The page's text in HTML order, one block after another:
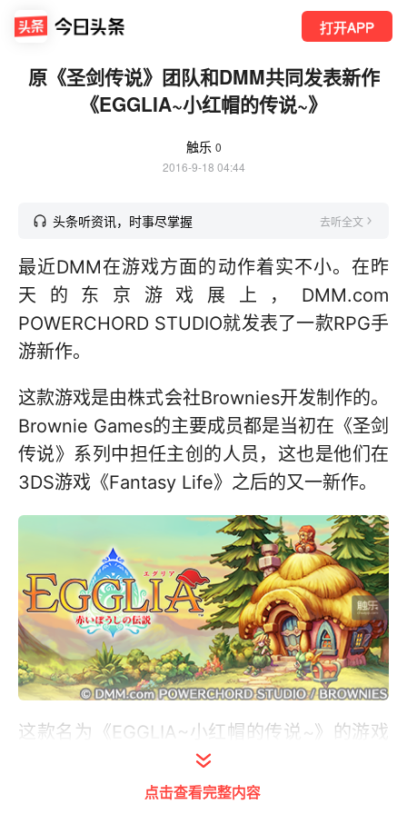
打开APP
原《圣剑传说》团队和DMM共同发表新作
《EGGLIA~小红帽的传说~》
触乐 0
2016-9-18 04:44
头条听资讯，时事尽掌握 去听全文
最近DMM在游戏方面的动作着实不小。在昨
天的东京游戏展上，DMM.com
POWERCHORD STUDIO就发表了一款RPG手
游新作。
这款游戏是由株式会社Brownies开发制作的。
Brownie Games的主要成员都是当初在《圣剑
传说》系列中担任主创的人员，这也是他们在
3DS游戏《Fantasy Life》之后的又一新作。
这款名为《EGGLIA~小红帽的传说~》的游戏
已经开设官网，但是何时上线并未确定。根据
制作方在东京游戏展上的介绍，这会是一款冒
点击查看完整内容